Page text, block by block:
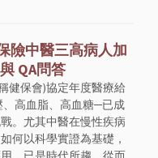
中醫三高病人加
QA問答
健保會)協定年度醫療給
高血脂、高血糖─已成
。尤其中醫在慢性疾病
何以科學實證為基礎，